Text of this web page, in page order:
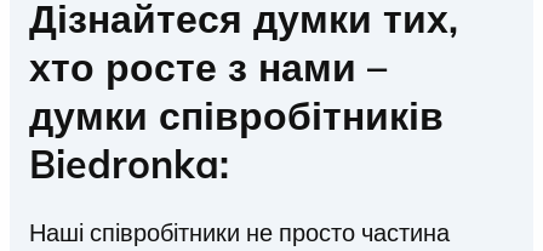
Дізнайтеся думки тих,
хто росте з нами –
думки співробітників
Biedronka:
Наші співробітники не просто частина